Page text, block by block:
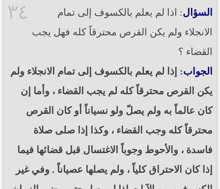
٣٤ السؤال: اذا لم يعلم بالكسوف إلى تمام
الانجلاء ولم يكن القرص محترقاً كله فهل يجب
القضاء ؟
الجواب: إذا لم يعلم بالكسوف إلى تمام الانجلاء ولم
يكن القرص محترقاً كله لم يجب القضاء ، وأما إن
كان عالماً به ولم يصلّ ولو نسياناً أو كان القرص
محترقاً كله وجب القضاء ، وكذا إذا صلى صلاة
فاسدة ، والأحوط وجوباً الاغتسال قبل قضائها فيما
إذا كان الاحتراق كلياً ، ولم يصلها عصياناً . وفي غير